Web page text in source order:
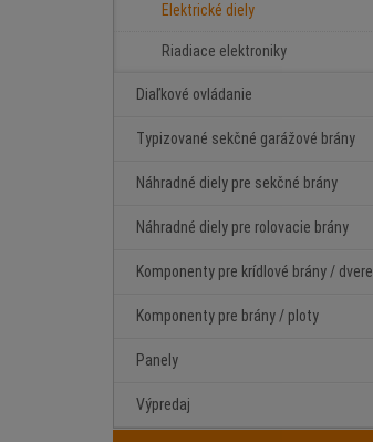
Elektrické diely
Riadiace elektroniky
Diaľkové ovládanie
Typizované sekčné garážové brány
Náhradné diely pre sekčné brány
Náhradné diely pre rolovacie brány
Komponenty pre krídlové brány / dvere
Komponenty pre brány / ploty
Panely
Výpredaj